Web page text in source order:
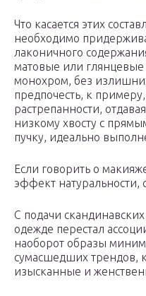
Что касается этих
необходимо
лаконичного
матовые или
монохром, без
предпочесть, к
растрепанности,
низкому хвосту с
пучку, идеально
Если говорить о
эффект
С подачи
одежде перестал
наоборот образы
сумасшедших трендов,
изысканные и